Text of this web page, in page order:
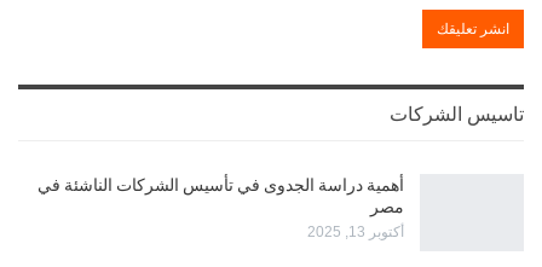
تاسيس الشركات
أهمية دراسة الجدوى في تأسيس الشركات الناشئة في
مصر
أكتوبر 13, 2025